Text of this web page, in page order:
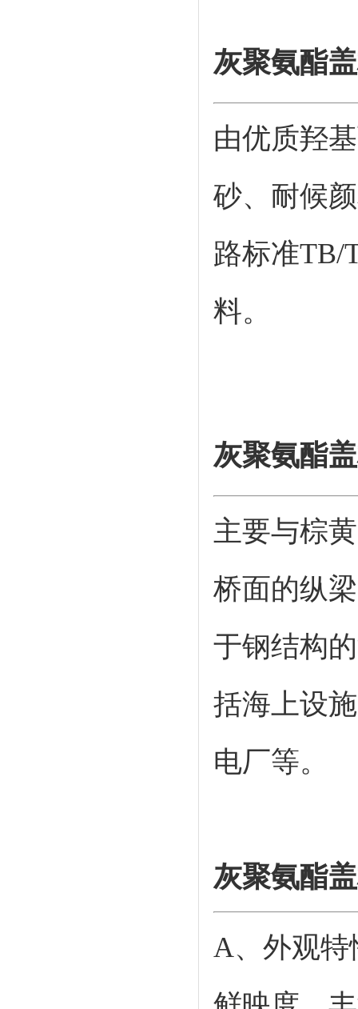
灰聚氨酯
由优质羟
砂、 耐候
路标准TB/
料。
灰聚氨酯
主要与棕
桥面的纵
于钢结构
括海上设
电厂等。
灰聚氨酯
A、外观特